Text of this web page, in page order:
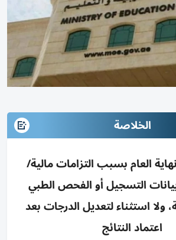
الخلاصة
العام بسبب التزامات مالية/
التسجيل أو الفحص الطبي
ولا استثناء لتعديل الدرجات بعد
اعتماد النتائج